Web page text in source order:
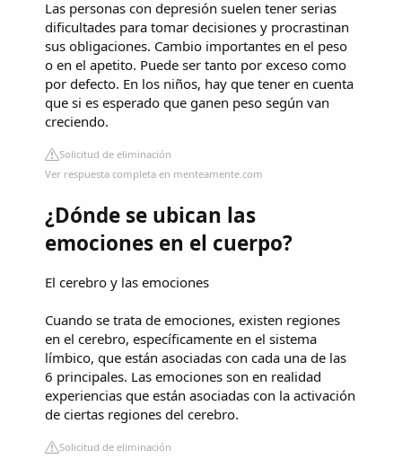
Las personas con depresión suelen tener serias
dificultades para tomar decisiones y procrastinan
sus obligaciones. Cambio importantes en el peso
o en el apetito. Puede ser tanto por exceso como
por defecto. En los niños, hay que tener en cuenta
que si es esperado que ganen peso según van
creciendo.
Solicitud de eliminación
Ver respuesta completa en menteamente.com
¿Dónde se ubican las
emociones en el cuerpo?
El cerebro y las emociones
Cuando se trata de emociones, existen regiones
en el cerebro, específicamente en el sistema
límbico, que están asociadas con cada una de las
6 principales. Las emociones son en realidad
experiencias que están asociadas con la activación
de ciertas regiones del cerebro.
Solicitud de eliminación